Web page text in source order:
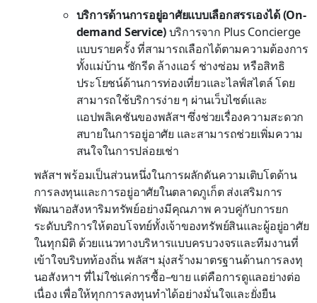
บริการด้านการอยู่อาศัยแบบเลือกสรรเองได้(On-
demand Service)บริการจาก Plus Concierge
แบบรายครั้ง ที่สามารถเลือกได้ตามความต้องการ
ทั้งแม่บ้าน ซักรีด ล้างแอร์ ช่างซ่อม หรือสิทธิ
ประโยชน์ด้านการท่องเที่ยวและไลฟ์สไตล์ โดย
สามารถใช้บริการง่าย ๆ ผ่านเว็บไซต์และ
แอปพลิเคชันของพลัสฯ ซึ่งช่วยเรื่องความสะดวก
สบายในการอยู่อาศัย และสามารถช่วยเพิ่มความ
สนใจในการปล่อยเช่า
พลัสฯ พร้อมเป็นส่วนหนึ่งในการผลักดันความเติบโตด้าน
การลงทุนและการอยู่อาศัยในตลาดภูเก็ต ส่งเสริมการ
พัฒนาอสังหาริมทรัพย์อย่างมีคุณภาพ ควบคู่กับการยก
ระดับบริการให้ตอบโจทย์ทั้งเจ้าของทรัพย์สินและผู้อยู่อาศัย
ในทุกมิติ ด้วยแนวทางบริหารแบบครบวงจรและทีมงานที่
เข้าใจบริบทท้องถิ่น พลัสฯ มุ่งสร้างมาตรฐานด้านการลงทุ
นอสังหาฯ ที่ไม่ใช่แค่การซื้อ–ขาย แต่คือการดูแลอย่างต่อ
เนื่อง เพื่อให้ทุกการลงทุนทำได้อย่างมั่นใจและยั่งยืน